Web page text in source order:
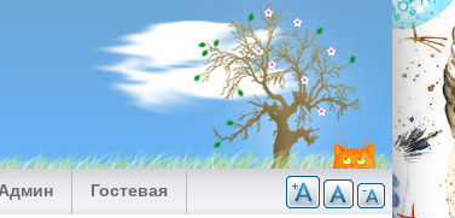
Гостевая